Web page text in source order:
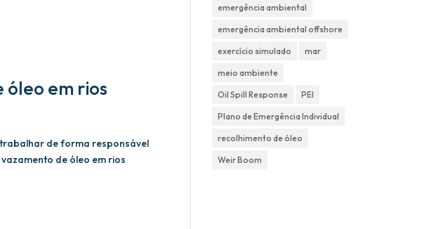
em rios
de forma responsável
de óleo em rios
emergência ambiental
emergência ambiental offshore
exercício simulado mar
meio ambiente
Oil Spill Response PEI
Plano de Emergência Individual
recolhimento de óleo
Weir Boom